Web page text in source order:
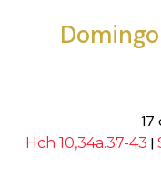
17
Hch 10,34a.37-43 |